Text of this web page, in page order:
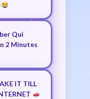
Qui
2 Minutes
IT TILL